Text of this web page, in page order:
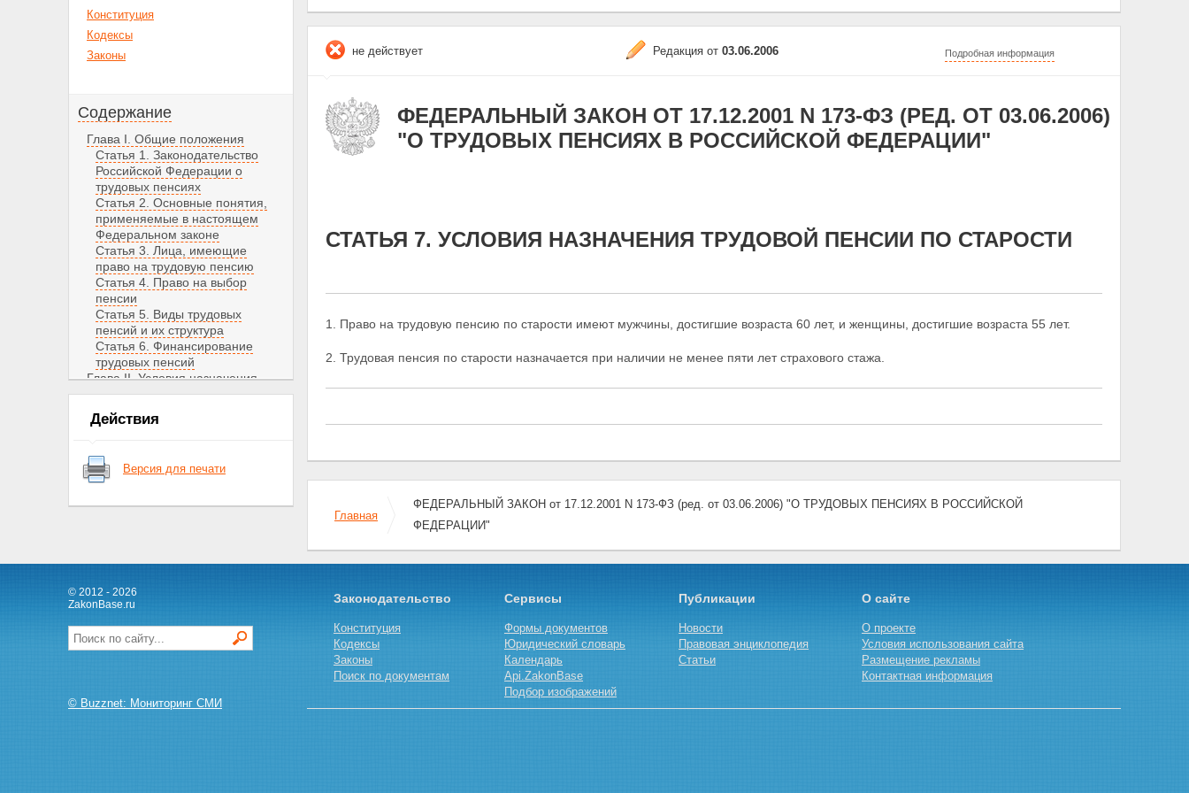
Конституция
Кодексы
Законы
Содержание
Глава I. Общие положения
Статья 1. Законодательство
Российской Федерации о
трудовых пенсиях
Статья 2. Основные понятия,
применяемые в настоящем
Федеральном законе
Статья 3. Лица, имеющие
право на трудовую пенсию
Статья 4. Право на выбор
пенсии
Статья 5. Виды трудовых
пенсий и их структура
Статья 6. Финансирование
трудовых пенсий
Глава II. Условия назначения
трудовых пенсий
Статья 7. Условия назначения
трудовой пенсии по старости
трудовой пенсии по
инвалидности
трудовой пенсии по случаю
включаемые в страховой стаж
Статья 11. Иные периоды,
Статья 12. Порядок исчисления
порядок подтверждения
страхового стажа
Действия
Версия для печати
не действует Редакция от 03.06.2006 Подробная информация
ФЕДЕРАЛЬНЫЙ ЗАКОН ОТ 17.12.2001 N 173-ФЗ (РЕД. ОТ 03.06.2006)
"О ТРУДОВЫХ ПЕНСИЯХ В РОССИЙСКОЙ ФЕДЕРАЦИИ"
СТАТЬЯ 7. УСЛОВИЯ НАЗНАЧЕНИЯ ТРУДОВОЙ ПЕНСИИ ПО СТАРОСТИ
1. Право на трудовую пенсию по старости имеют мужчины, достигшие возраста 60 лет, и женщины, достигшие возраста 55 лет.
2. Трудовая пенсия по старости назначается при наличии не менее пяти лет страхового стажа.
Главная
ФЕДЕРАЛЬНЫЙ ЗАКОН от 17.12.2001 N 173-ФЗ (ред. от 03.06.2006) "О ТРУДОВЫХ ПЕНСИЯХ В РОССИЙСКОЙ
ФЕДЕРАЦИИ"
© 2012 - 2026
ZakonBase.ru
© Buzznet: Мониторинг СМИ
Законодательство
Конституция
Кодексы
Законы
Поиск по документам
Сервисы
Формы документов
Юридический словарь
Календарь
Api.ZakonBase
Подбор изображений
Публикации
Новости
Правовая энциклопедия
Статьи
О сайте
О проекте
Условия использования сайта
Размещение рекламы
Контактная информация